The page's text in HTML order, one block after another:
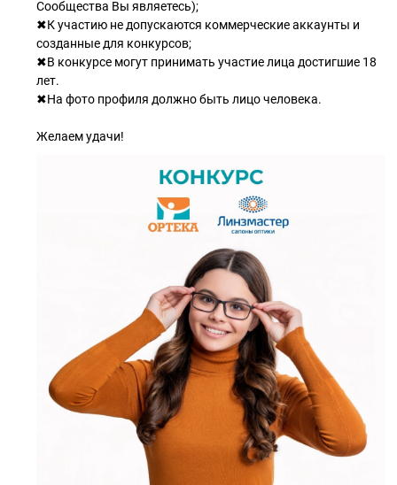
Сообщества Вы являетесь);
✖К участию не допускаются коммерческие аккаунты и
созданные для конкурсов;
✖В конкурсе могут принимать участие лица достигшие 18
лет.
✖На фото профиля должно быть лицо человека.
Желаем удачи!